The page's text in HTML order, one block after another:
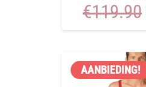
€119.90
AANBIEDING!